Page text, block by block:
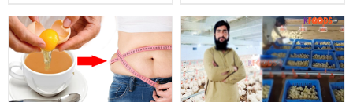
قمر کی دوسری شادی
فیصل قریشی کی سابقہ
بیوی سے کیسے ہوئی؟
کریں